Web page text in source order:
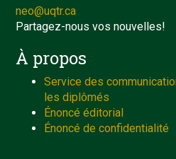
neo@uqtr.ca
Partagez-nous vos nouvelles!
À propos
Service des
les diplômés
Énoncé éditorial
Énoncé de confidentialité